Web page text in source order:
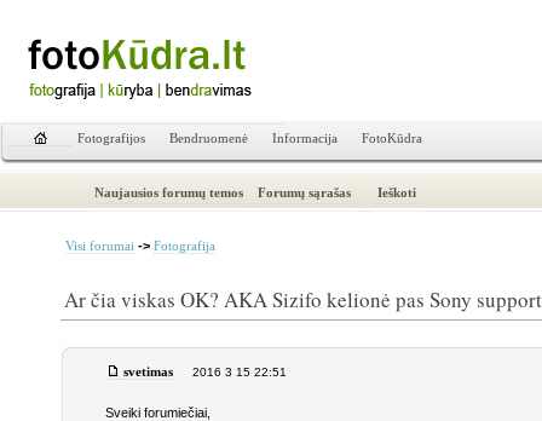
Fotografijos Bendruomenė Informacija FotoKūdra
Naujausios forumų temos Forumų sąrašas Ieškoti
Visi forumai -> Fotografija
Ar čia viskas OK? AKA Sizifo kelionė pas Sony
svetimas 2016 3 15 22:51
Sveiki forumiečiai,